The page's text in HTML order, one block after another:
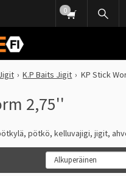
0
K.P Baits Jigit KP Stick
2,75''
pötkö, kelluvajigi, jigit,